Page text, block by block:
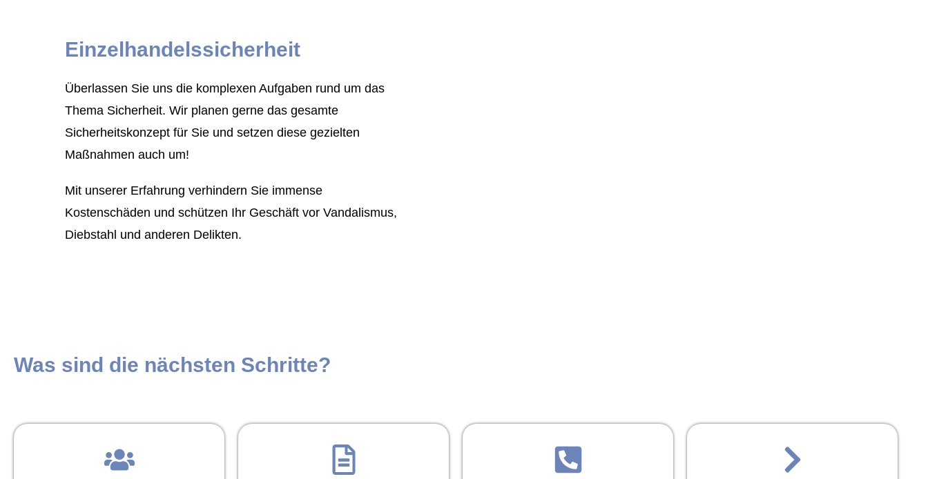
Einzelhandelssicherheit
Überlassen Sie uns die komplexen Aufgaben rund um das
Thema Sicherheit. Wir planen gerne das gesamte
Sicherheitskonzept für Sie und setzen diese gezielten
Maßnahmen auch um!
Mit unserer Erfahrung verhindern Sie immense
Kostenschäden und schützen Ihr Geschäft vor Vandalismus,
Diebstahl und anderen Delikten.
Was sind die nächsten Schritte?